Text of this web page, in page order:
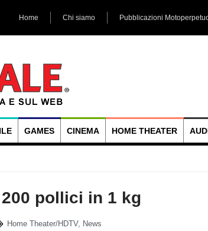
Home Chi siamo Pubblicazioni
GAMES CINEMA HOME THEATER
pollici in 1 kg
Home Theater/HDTV, News